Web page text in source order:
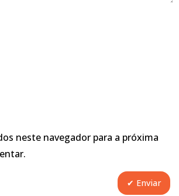
neste navegador para a próxima